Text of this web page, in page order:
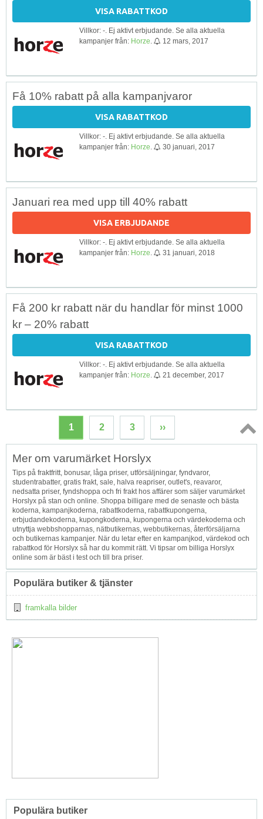
VISA RABATTKOD
Villkor: -. Ej aktivt erbjudande. Se alla aktuella
kampanjer från: Horze 12 mars, 2017
Få 10% rabatt på alla kampanjvaror
VISA RABATTKOD
Villkor: -. Ej aktivt erbjudande. Se alla aktuella
kampanjer från: Horze 30 januari, 2017
Januari rea med upp till 40% rabatt
VISA ERBJUDANDE
Villkor: -. Ej aktivt erbjudande. Se alla aktuella
kampanjer från: Horze 31 januari, 2018
Få 200 kr rabatt när du handlar för minst 1000
kr – 20% rabatt
VISA RABATTKOD
Villkor: -. Ej aktivt erbjudande. Se alla aktuella
kampanjer från: Horze 21 december, 2017
1 2 3 ››
Topp
Mer om varumärket Horslyx
Tips på fraktfritt, bonusar, låga priser, utförsäljningar, fyndvaror,
studentrabatter, gratis frakt, sale, halva reapriser, outlet's, reavaror,
nedsatta priser, fyndshoppa och fri frakt hos affärer som säljer varumärket
Horslyx på stan och online. Shoppa billigare med de senaste och bästa
koderna, kampanjkoderna, rabattkoderna, rabattkupongerna,
erbjudandekoderna, kupongkoderna, kupongerna och värdekoderna och
utnyttja webbshopparnas, nätbutikernas, webbutikernas, återförsäljarna
och butikernas kampanjer. När du letar efter en kampanjkod, värdekod och
rabattkod för Horslyx så har du kommit rätt. Vi tipsar om billiga Horslyx
online som är bäst i test och till bra priser.
Populära butiker & tjänster
framkalla bilder
Populära butiker